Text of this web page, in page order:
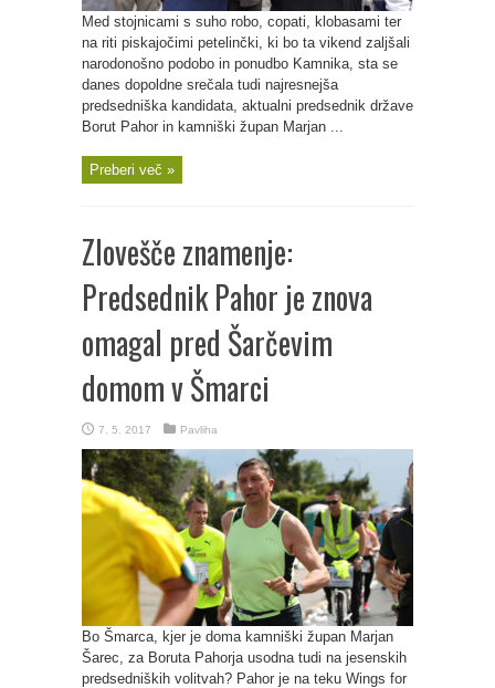
Med stojnicami s suho robo, copati, klobasami ter
na riti piskajočimi petelinčki, ki bo ta vikend zaljšali
narodonošno podobo in ponudbo Kamnika, sta se
danes dopoldne srečala tudi najresnejša
predsedniška kandidata, aktualni predsednik države
Borut Pahor in kamniški župan Marjan ...
Preberi več »
Zlovešče znamenje:
Predsednik Pahor je znova
omagal pred Šarčevim
domom v Šmarci
7. 5. 2017 Pavliha
Bo Šmarca, kjer je doma kamniški župan Marjan
Šarec, za Boruta Pahorja usodna tudi na jesenskih
predsedniških volitvah? Pahor je na teku Wings for